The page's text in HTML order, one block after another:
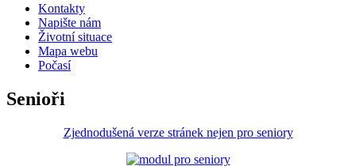
Kontakty
Napište nám
Životní situace
Mapa webu
Počasí
Senioři
Zjednodušená verze stránek nejen pro seniory